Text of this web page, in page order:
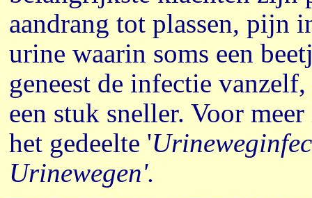
aandrang tot plassen, pijn
urine waarin soms een
geneest de infectie
een stuk sneller. Voor
het gedeelte '
Urinewegen'.